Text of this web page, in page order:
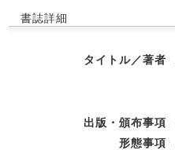
書誌詳細
タイトル／著者
出版・頒布事項
形態事項